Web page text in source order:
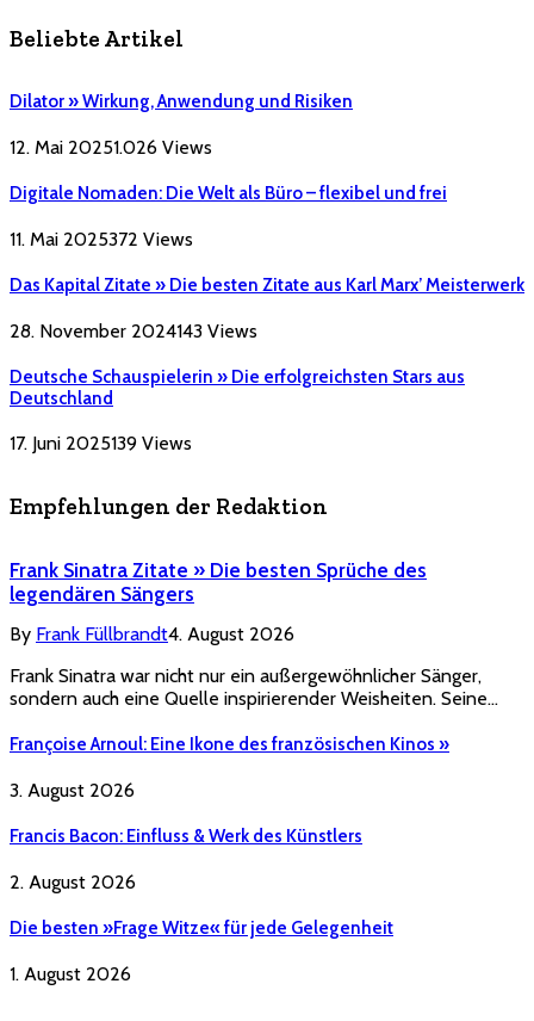
Beliebte Artikel
Dilator » Wirkung, Anwendung und Risiken
12. Mai 20251.026 Views
Digitale Nomaden: Die Welt als Büro – flexibel und frei
11. Mai 2025372 Views
Das Kapital Zitate » Die besten Zitate aus Karl Marx’ Meisterwerk
28. November 2024143 Views
Deutsche Schauspielerin » Die erfolgreichsten Stars aus
Deutschland
17. Juni 2025139 Views
Empfehlungen der Redaktion
Frank Sinatra Zitate » Die besten Sprüche des
legendären Sängers
By Frank Füllbrandt4. August 2026
Frank Sinatra war nicht nur ein außergewöhnlicher Sänger,
sondern auch eine Quelle inspirierender Weisheiten. Seine…
Françoise Arnoul: Eine Ikone des französischen Kinos »
3. August 2026
Francis Bacon: Einfluss & Werk des Künstlers
2. August 2026
Die besten »Frage Witze« für jede Gelegenheit
1. August 2026